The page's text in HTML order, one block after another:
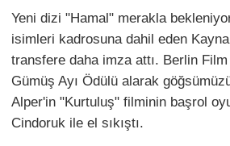
Yeni dizi "Hamal" merakla
isimleri kadrosuna dahil eden
transfere daha imza attı. Berlin
Gümüş Ayı Ödülü alarak
Alper'in "Kurtuluş" filminin başrol
Cindoruk ile el sıkıştı.